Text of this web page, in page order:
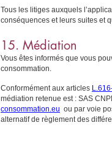
Tous les litiges auxquels
conséquences et leurs suites et
15. Médiation
Vous êtes informés que vous
consommation.
Conformément aux articles
médiation retenue est : SAS
consommation.eu ou par voie
alternatif de règlement des